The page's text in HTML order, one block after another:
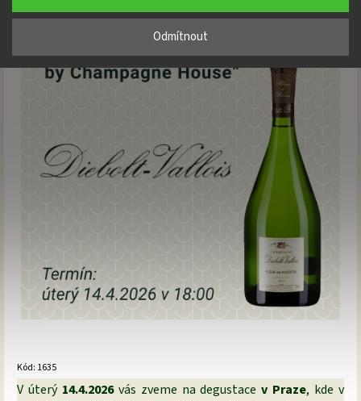
Odmítnout
Kód: 1635
V úterý 14.4.2026 vás zveme na degustacev Praze, kde v